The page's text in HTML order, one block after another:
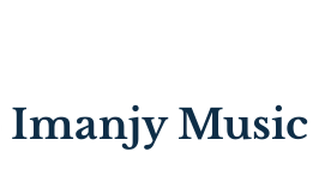
Imanjy Music